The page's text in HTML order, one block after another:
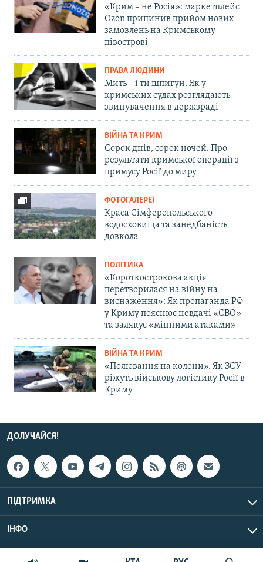
«Крим – не Росія»: маркетплейс
Ozon припинив прийом нових
замовлень на Кримському
півострові
ПРАВА ЛЮДИНИ
Мить – і ти шпигун. Як у
кримських судах розглядають
звинувачення в держзраді
ВІЙНА ТА КРИМ
Сорок днів, сорок ночей. Про
результати кримської операції з
примусу Росії до миру
ФОТОГАЛЕРЕЇ
Краса Сімферопольського
водосховища та занедбаність
довкола
ПОЛІТИКА
«Короткострокова акція
перетворилася на війну на
виснаження»: Як пропаганда РФ
у Криму пояснює невдачі «СВО»
та залякує «мінними атаками»
ВІЙНА ТА КРИМ
«Полювання на колони». Як ЗСУ
ріжуть військову логістику Росії в
Криму
ДОЛУЧАЙСЯ!
ПІДТРИМКА
ІНФО